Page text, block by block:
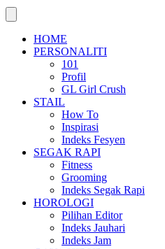
HOME
PERSONALITI
101
Profil
GL Girl Crush
STAIL
How To
Inspirasi
Indeks Fesyen
SEGAK RAPI
Fitness
Grooming
Indeks Segak Rapi
HOROLOGI
Pilihan Editor
Indeks Jauhari
Indeks Jam